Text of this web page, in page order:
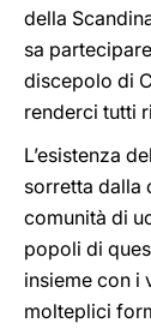
della
sa
discepolo di
renderci tutti
L’esistenza
sorretta dalla
comunità di
popoli di
insieme con i
molteplici